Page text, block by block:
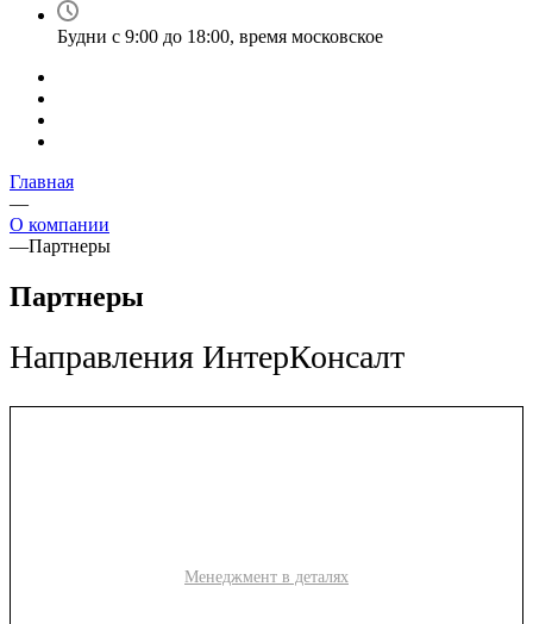
Будни с 9:00 до 18:00, время московское
Главная
—
О компании
—Партнеры
Партнеры
Направления ИнтерКонсалт
Менеджмент в деталях